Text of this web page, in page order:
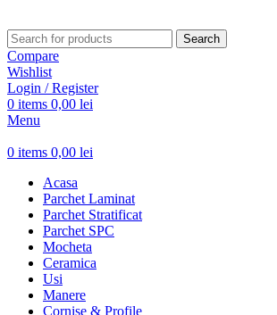
Search
Compare
Wishlist
Login / Register
0 items 0,00 lei
Menu
0 items 0,00 lei
Acasa
Parchet Laminat
Parchet Stratificat
Parchet SPC
Mocheta
Ceramica
Usi
Manere
Cornise & Profile